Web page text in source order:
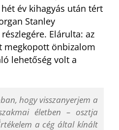
év kihagyás után tért
Stanley
Elárulta: az
megkopott önbizalom
lehetőség volt a
hogy visszanyerjem a
életben – osztja
a cég által kínált